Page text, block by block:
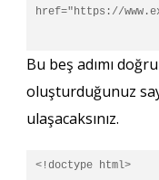
href="https://
Bu beş adımı
oluşturduğunuz
ulaşacaksınız.
<!doctype html>